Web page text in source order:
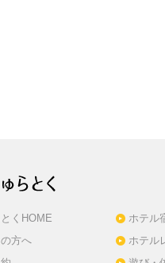
くHOME
方へ
ホテル
ホテル